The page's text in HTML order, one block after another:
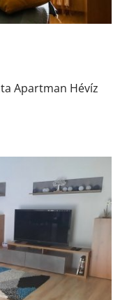
Apartman Hévíz